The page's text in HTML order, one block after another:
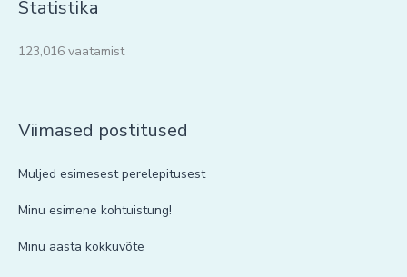
Statistika
123,016 vaatamist
Viimased postitused
Muljed esimesest perelepitusest
Minu esimene kohtuistung!
Minu aasta kokkuvõte